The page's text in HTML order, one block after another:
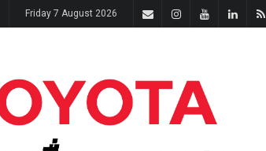
Friday 7 August 2026